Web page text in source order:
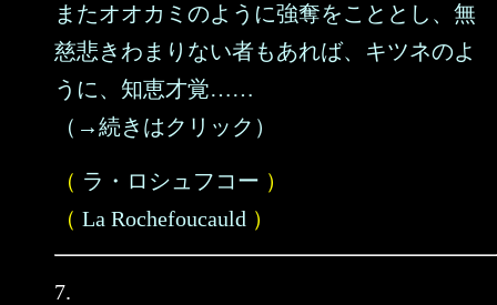
またオオカミのように強奪をこととし、無
慈悲きわまりない者もあれば、キツネのよ
うに、知恵才覚……
（→続きはクリック）
（ ラ・ロシュフコー ）
（ La Rochefoucauld ）
7.